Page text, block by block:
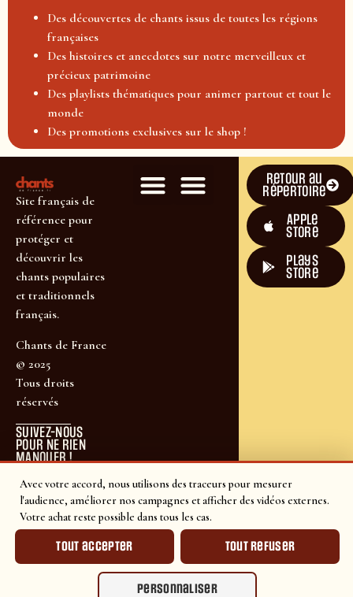
Avec votre accord, nous utilisons des traceurs pour mesurer
l'audience, améliorer nos campagnes et afficher des vidéos externes.
Votre achat reste possible dans tous les cas.
Tout accepter Tout refuser
Personnaliser
Des découvertes de chants issus de toutes les régions
françaises
Des histoires et anecdotes sur notre merveilleux et
précieux patrimoine
Des playlists thématiques pour animer partout et tout le
monde
Des promotions exclusives sur le shop !
Site français de
référence pour
protéger et
découvrir les
chants populaires
et traditionnels
français.
Chants de France
© 2025
Tous droits
réservés
SUIVEZ-NOUS
POUR NE RIEN
MANQUER !
Retour au
répertoire
Apple
Store
plays
store